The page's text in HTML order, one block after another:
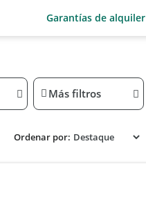
Garantías de alquiler
Más filtros
Ordenar por: